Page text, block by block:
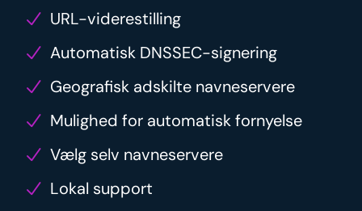
URL-viderestilling
Automatisk DNSSEC-signering
Geografisk adskilte navneservere
Mulighed for automatisk fornyelse
Vælg selv navneservere
Lokal support